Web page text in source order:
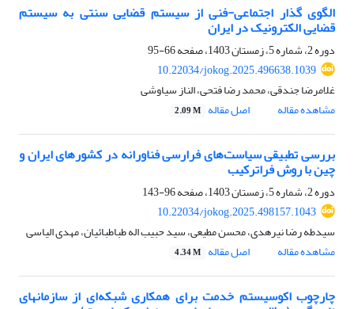
الگوی گذار اجتماعی-فنی از سیستم قضایی سنتی به سیستم
قضایی الکترونیک در ایران
دوره 2، شماره 5، زمستان 1403، صفحه
66-95
10.22034/jokog.2025.496638.1039
غلامرضا جندقی، محمد رضا فتحی، الناز سیاوشی
مشاهده مقاله
اصل مقاله 2.09 M
بررسی تطبیقی سیاست‌های فرارسی فناورانه در کشورهای ایران و
چین با روش فراترکیب
دوره 2، شماره 5، زمستان 1403، صفحه
96-143
10.22034/jokog.2025.498157.1043
سیدطه رضا نیرهدی، محسن مطیعی، سید حبیب اله طباطبائیان، مهدی الیاسی
مشاهده مقاله
اصل مقاله 4.34 M
چارچوب اکوسیستم خدمت برای همکاری شبکه‌ای از سازمانهای